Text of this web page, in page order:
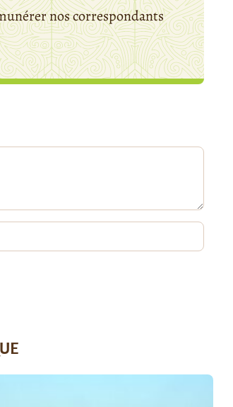
nos correspondants